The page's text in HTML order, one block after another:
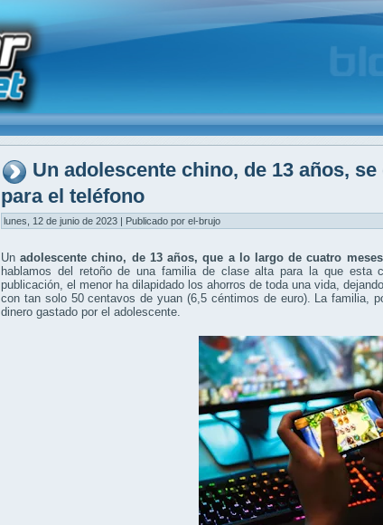
Un adolescente chino, de 13 años,
para el teléfono
lunes, 12 de junio de 2023 | Publicado por el-brujo
Un adolescente chino, de 13 años, que a lo largo de cuatro
hablamos del retoño de una familia de clase alta para la que esta
publicación, el menor ha dilapidado los ahorros de toda una vida,
con tan solo 50 centavos de yuan (6,5 céntimos de euro). La familia,
dinero gastado por el adolescente.